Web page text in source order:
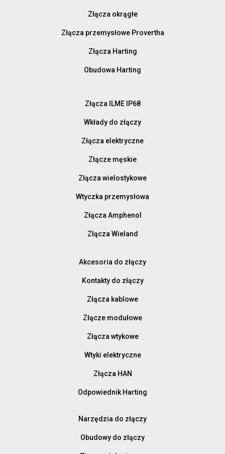
Złącza okrągłe
Złącza przemysłowe Provertha
Złącza Harting
Obudowa Harting
Złącza ILME IP68
Wkłady do złączy
Złącza elektryczne
Złącze męskie
Złącza wielostykowe
Wtyczka przemysłowa
Złącza Amphenol
Złącza Wieland
Akcesoria do złączy
Kontakty do złączy
Złącza kablowe
Złącze modułowe
Złącza wtykowe
Wtyki elektryczne
Złącza HAN
Odpowiednik Harting
Narzędzia do złączy
Obudowy do złączy